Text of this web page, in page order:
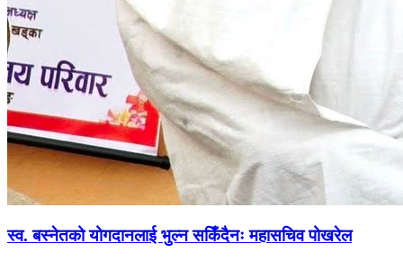
स्व. बस्नेतको योगदानलाई भुल्न सकिँदैनः महासचिव पोखरेल